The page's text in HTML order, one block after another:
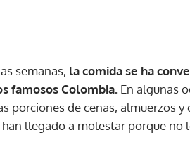
semanas, la comida se ha
famosos Colombia. En algunas
porciones de cenas, almuerzos
llegado a molestar porque no